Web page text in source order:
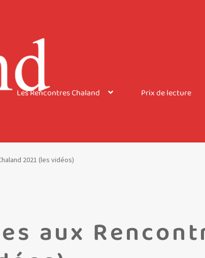
Les Rencontres Chaland Prix de lecture
2021 (les vidéos)
aux